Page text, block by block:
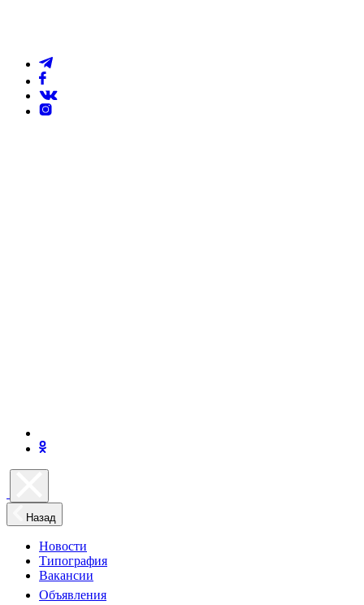
Назад
Новости
Типография
Вакансии
Объявления